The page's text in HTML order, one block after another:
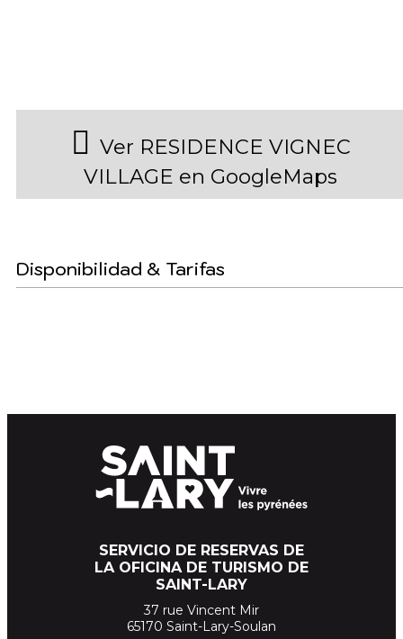
Ver RESIDENCE VIGNEC
VILLAGE en GoogleMaps
Disponibilidad & Tarifas
SERVICIO DE RESERVAS DE
LA OFICINA DE TURISMO DE
SAINT-LARY
37 rue Vincent Mir
65170 Saint-Lary-Soulan